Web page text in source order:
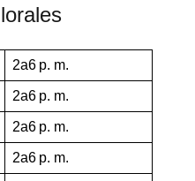
2a6 p. m.
2a6 p. m.
2a6 p. m.
2a6 p. m.